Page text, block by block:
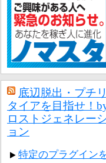
底辺脱出・プチリ
タイアを目指せ！
ロストジェネレー
ョン
特定のプラグイン